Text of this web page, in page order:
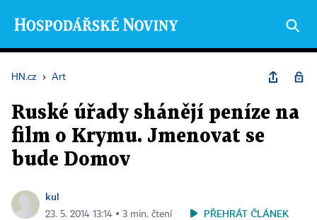
HN.cz › Art
Ruské úřady shánějí peníze na
film o Krymu. Jmenovat se
bude Domov
kul
23. 5. 2014 13:14 ▪ 3 min. čtení PŘEHRÁT ČLÁNEK